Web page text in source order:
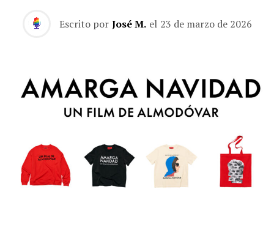
Escrito por José M. el 23 de marzo de 2026